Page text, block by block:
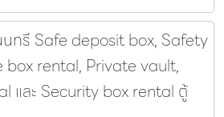
ทรี Safe deposit box, Safety
box rental, Private vault,
และ Security box rental ตู้